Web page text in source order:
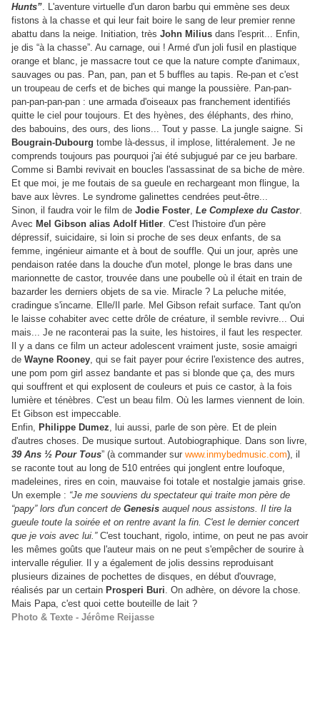
Hunts”. L'aventure virtuelle d'un daron barbu qui emmène ses deux
fistons à la chasse et qui leur fait boire le sang de leur premier renne
abattu dans la neige. Initiation, très John Milius dans l'esprit... Enfin,
je dis “à la chasse”. Au carnage, oui ! Armé d'un joli fusil en plastique
orange et blanc, je massacre tout ce que la nature compte d'animaux,
sauvages ou pas. Pan, pan, pan et 5 buffles au tapis. Re-pan et c'est
un troupeau de cerfs et de biches qui mange la poussière. Pan-pan-
pan-pan-pan-pan : une armada d'oiseaux pas franchement identifiés
quitte le ciel pour toujours. Et des hyènes, des éléphants, des rhino,
des babouins, des ours, des lions... Tout y passe. La jungle saigne. Si
Bougrain-Dubourg tombe là-dessus, il implose, littéralement. Je ne
comprends toujours pas pourquoi j'ai été subjugué par ce jeu barbare.
Comme si Bambi revivait en boucles l'assassinat de sa biche de mère.
Et que moi, je me foutais de sa gueule en rechargeant mon flingue, la
bave aux lèvres. Le syndrome galinettes cendrées peut-être...
Sinon, il faudra voir le film de Jodie Foster, Le Complexe du Castor.
Avec Mel Gibson alias Adolf Hitler. C'est l'histoire d'un père
dépressif, suicidaire, si loin si proche de ses deux enfants, de sa
femme, ingénieur aimante et à bout de souffle. Qui un jour, après une
pendaison ratée dans la douche d'un motel, plonge le bras dans une
marionnette de castor, trouvée dans une poubelle où il était en train de
bazarder les derniers objets de sa vie. Miracle ? La peluche mitée,
cradingue s'incarne. Elle/Il parle. Mel Gibson refait surface. Tant qu'on
le laisse cohabiter avec cette drôle de créature, il semble revivre... Oui
mais... Je ne raconterai pas la suite, les histoires, il faut les respecter.
Il y a dans ce film un acteur adolescent vraiment juste, sosie amaigri
de Wayne Rooney, qui se fait payer pour écrire l'existence des autres,
une pom pom girl assez bandante et pas si blonde que ça, des murs
qui souffrent et qui explosent de couleurs et puis ce castor, à la fois
lumière et ténèbres. C'est un beau film. Où les larmes viennent de loin.
Et Gibson est impeccable.
Enfin, Philippe Dumez, lui aussi, parle de son père. Et de plein
d'autres choses. De musique surtout. Autobiographique. Dans son livre,
39 Ans ½ Pour Tous” (à commander sur www.inmybedmusic.com), il
se raconte tout au long de 510 entrées qui jonglent entre loufoque,
madeleines, rires en coin, mauvaise foi totale et nostalgie jamais grise.
Un exemple : “Je me souviens du spectateur qui traite mon père de
“papy” lors d'un concert de Genesis auquel nous assistons. Il tire la
gueule toute la soirée et on rentre avant la fin. C'est le dernier concert
que je vois avec lui.”C'est touchant, rigolo, intime, on peut ne pas avoir
les mêmes goûts que l'auteur mais on ne peut s'empêcher de sourire à
intervalle régulier. Il y a également de jolis dessins reproduisant
plusieurs dizaines de pochettes de disques, en début d'ouvrage,
réalisés par un certain Prosperi Buri. On adhère, on dévore la chose.
Mais Papa, c'est quoi cette bouteille de lait ?
Photo & Texte - Jérôme Reijasse